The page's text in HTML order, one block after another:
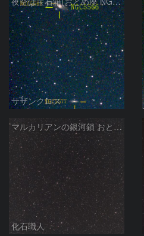
サザンクロス
マルカリアンの銀河鎖 おとめ座・ かみのけ座の銀河
化石職人